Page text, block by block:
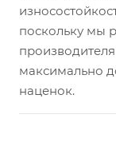
поскольку мы
максимально
наценок.